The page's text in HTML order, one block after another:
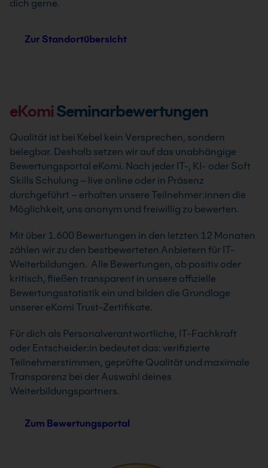
dich gerne.
Zur Standortübersicht
eKomiSeminarbewertungen
Qualität ist bei Kebel kein Versprechen, sondern
belegbar. Deshalb setzen wir auf das unabhängige
Bewertungsportal eKomi. Nach jeder IT-, KI- oder Soft
Skills Schulung – live online oder in Präsenz
durchgeführt – erhalten unsere Teilnehmer:innen die
Möglichkeit, uns anonym und freiwillig zu bewerten.
Mit über 1.600 Bewertungen in den letzten 12 Monaten
zählen wir zu den bestbewerteten Anbietern für IT-
Weiterbildungen. Alle Bewertungen, ob positiv oder
kritisch, fließen transparent in unsere offizielle
Bewertungsstatistik ein und bilden die Grundlage
unserer eKomi Trust-Zertifikate.
Für dich als Personalverantwortliche, IT-Fachkraft
oder Entscheider:in bedeutet das: verifizierte
Teilnehmerstimmen, geprüfte Qualität und maximale
Transparenz bei der Auswahl deines
Weiterbildungspartners.
Zum Bewertungsportal